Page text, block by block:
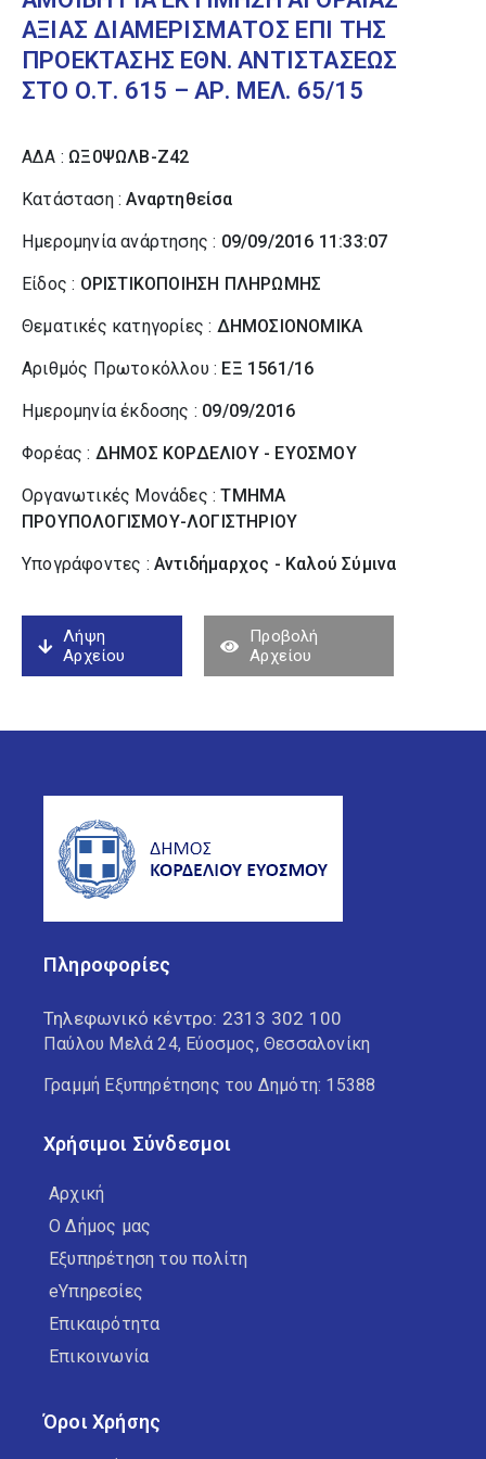
ΑΞΙΑΣ ΔΙΑΜΕΡΙΣΜΑΤΟΣ ΕΠΙ ΤΗΣ
ΠΡΟΕΚΤΑΣΗΣ ΕΘΝ. ΑΝΤΙΣΤΑΣΕΩΣ
ΣΤΟ Ο.Τ. 615 – ΑΡ. ΜΕΛ. 65/15
ΑΔΑ : ΩΞ0ΨΩΛΒ-Ζ42
Κατάσταση :Αναρτηθείσα
Ημερομηνία ανάρτησης : 09/09/2016 11:33:07
Είδος : ΟΡΙΣΤΙΚΟΠΟΙΗΣΗ ΠΛΗΡΩΜΗΣ
Θεματικές κατηγορίες : ΔΗΜΟΣΙΟΝΟΜΙΚΑ
Αριθμός Πρωτοκόλλου : ΕΞ 1561/16
Ημερομηνία έκδοσης : 09/09/2016
Φορέας : ΔΗΜΟΣ ΚΟΡΔΕΛΙΟΥ - ΕΥΟΣΜΟΥ
Οργανωτικές Μονάδες :ΤΜΗΜΑ
ΠΡΟΥΠΟΛΟΓΙΣΜΟΥ-ΛΟΓΙΣΤΗΡΙΟΥ
Υπογράφοντες : Αντιδήμαρχος - Καλού Σύµινα
Λήψη
Αρχείου
Προβολή
Αρχείου
Πληροφορίες
Τηλεφωνικό κέντρο: 2313 302 100
Παύλου Μελά 24, Εύοσμος, Θεσσαλονίκη
Γραμμή Εξυπηρέτησης του Δημότη: 15388
Χρήσιμοι Σύνδεσμοι
Αρχική
Ο Δήμος μας
Εξυπηρέτηση του πολίτη
eΥπηρεσίες
Επικαιρότητα
Επικοινωνία
Όροι Χρήσης